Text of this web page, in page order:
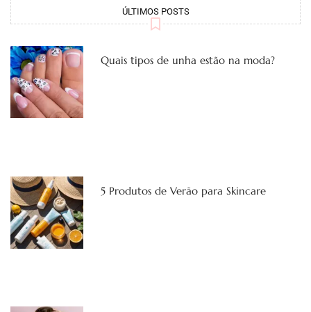
ÚLTIMOS POSTS
Quais tipos de unha estão na moda?
5 Produtos de Verão para Skincare